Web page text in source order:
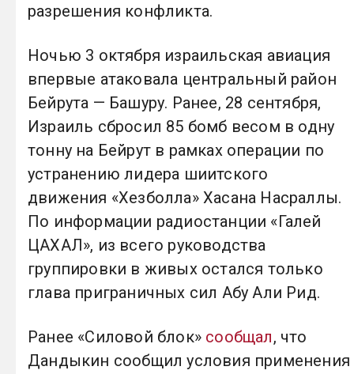
разрешения конфликта.
Ночью 3 октября израильская авиация
впервые атаковала центральный район
Бейрута — Башуру. Ранее, 28 сентября,
Израиль сбросил 85 бомб весом в одну
тонну на Бейрут в рамках операции по
устранению лидера шиитского
движения «Хезболла» Хасана Насраллы.
По информации радиостанции «Галей
ЦАХАЛ», из всего руководства
группировки в живых остался только
глава приграничных сил Абу Али Рид.
Ранее «Силовой блок» сообщал, что
Дандыкин сообщил условия применения